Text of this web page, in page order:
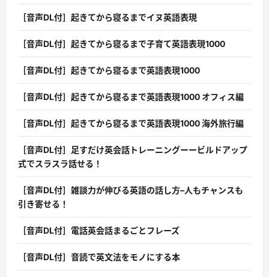
［音声DL付］起きてから寝るまでイヌ英語表現
［音声DL付］起きてから寝るまで子育て英語表現1000
［音声DL付］起きてから寝るまで英語表現1000
［音声DL付］起きてから寝るまで英語表現1000 オフィス編
［音声DL付］起きてから寝るまで英語表現1000 海外旅行編
［音声DL付］足すだけ英会話トレーニングーービルドアップ
式でスラスラ話せる！
［音声DL付］雑談力が伸びる英語の話し方–人もチャンスも
引き寄せる！
［音声DL付］電話英会話まるごとフレーズ
［音声DL付］音読で英文法をモノにする本